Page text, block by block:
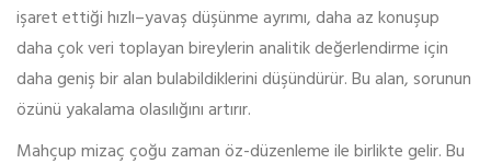
işaret ettiği hızlı–yavaş düşünme ayrımı, daha az konuşup
daha çok veri toplayan bireylerin analitik değerlendirme için
daha geniş bir alan bulabildiklerini düşündürür. Bu alan, sorunun
özünü yakalama olasılığını artırır.
Mahçup mizaç çoğu zaman öz-düzenleme ile birlikte gelir. Bu